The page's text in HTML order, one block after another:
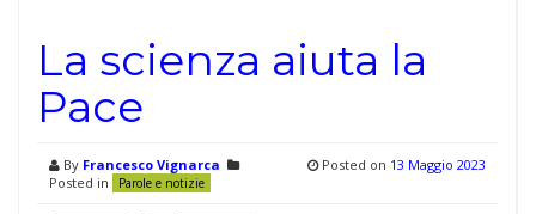
La scienza aiuta la
Pace
By Francesco Vignarca
Posted in
Parole e notizie
Posted on 13 Maggio 2023